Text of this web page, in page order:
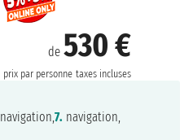
de530 €
prix par personne taxes incluses
navigation,7. navigation,